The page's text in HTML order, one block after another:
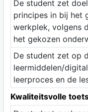
De student zet
principes in bij het
werkplek, volgens
het gekozen
De student zet op
leermiddelen/
leerproces en de
Kwaliteitsvolle